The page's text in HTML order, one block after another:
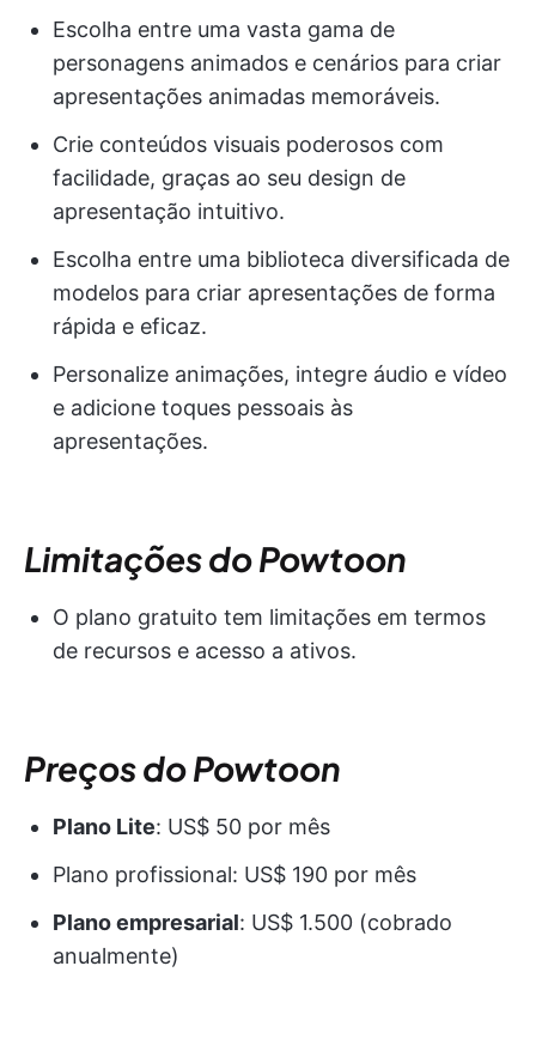
Escolha entre uma vasta gama de
personagens animados e cenários para criar
apresentações animadas memoráveis.
Crie conteúdos visuais poderosos com
facilidade, graças ao seu design de
apresentação intuitivo.
Escolha entre uma biblioteca diversificada de
modelos para criar apresentações de forma
rápida e eficaz.
Personalize animações, integre áudio e vídeo
e adicione toques pessoais às
apresentações.
Limitações do Powtoon
O plano gratuito tem limitações em termos
de recursos e acesso a ativos.
Preços do Powtoon
Plano Lite: US$ 50 por mês
Plano profissional: US$ 190 por mês
Plano empresarial: US$ 1.500 (cobrado
anualmente)